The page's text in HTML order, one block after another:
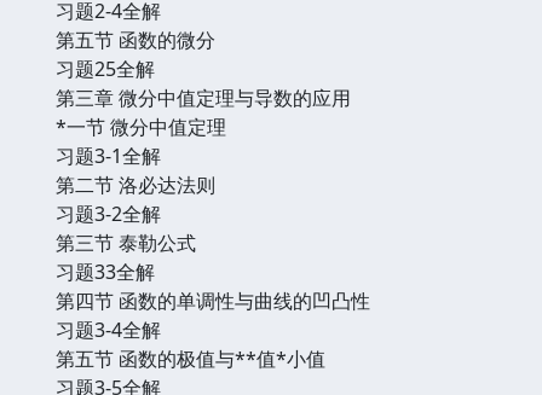
习题2-4全解
第五节 函数的微分
习题25全解
第三章 微分中值定理与导数的应用
*一节 微分中值定理
习题3-1全解
第二节 洛必达法则
习题3-2全解
第三节 泰勒公式
习题33全解
第四节 函数的单调性与曲线的凹凸性
习题3-4全解
第五节 函数的极值与**值*小值
习题3-5全解